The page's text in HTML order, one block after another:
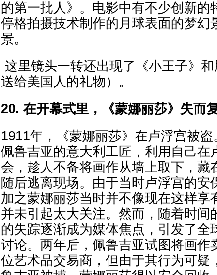
的第一批人》。电影中有不少创新的
停格拍摄技术制作的月球表面的梦幻
景。
这里镜头一转还出现了《小王子》
送给美国人的礼物）。
20. 在开幕式里，《蒙娜丽莎》失而
1911年，《蒙娜丽莎》在卢浮宫被盗
佩鲁吉亚的意大利工匠，利用自己在
会，趁人不备将画作从墙上取下，藏
随后逃离现场。由于当时卢浮宫的安
加之蒙娜丽莎当时并不像现在这样享
并未引起太大关注。然而，随着时间
的失踪逐渐成为媒体焦点，引发了全
讨论。两年后，佩鲁吉亚试图将画作
位艺术品交易商，但由于其行为可疑